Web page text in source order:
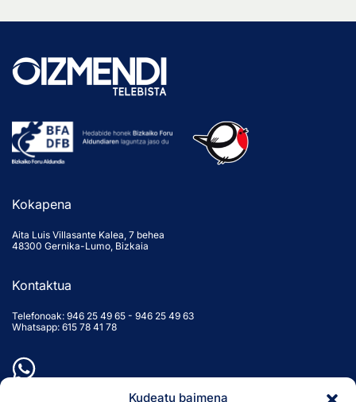
Kudeatu baimena
Kokapena
Aita Luis Villasante Kalea, 7 behea
48300 Gernika-Lumo, Bizkaia
Kontaktua
Telefonoak: 946 25 49 65 - 946 25 49 63
Whatsapp: 615 78 41 78